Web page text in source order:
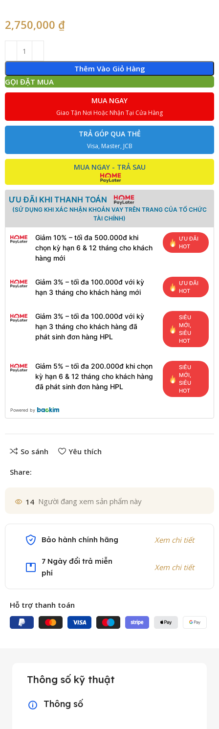
2,750,000 ₫
Thêm Vào Giỏ Hàng
GỌI ĐẶT MUA
MUA NGAY
Giao Tận Nơi Hoặc Nhận Tại Cửa Hàng
TRẢ GÓP QUA THẺ
Visa, Master, JCB
MUA NGAY - TRẢ SAU
ƯU ĐÃI KHI THANH TOÁN
(SỬ DỤNG KHI XÁC NHẬN KHOẢN VAY TRÊN TRANG CỦA TỔ CHỨC
TÀI CHÍNH)
Giảm 10% – tối đa 500.000đ khi
chọn kỳ hạn 6 & 12 tháng cho khách
hàng mới
ƯU ĐÃI
HOT
Giảm 3% – tối đa 100.000đ với kỳ
hạn 3 tháng cho khách hàng mới
ƯU ĐÃI
HOT
Giảm 3% – tối đa 100.000đ với kỳ
hạn 3 tháng cho khách hàng đã
phát sinh đơn hàng HPL
SIÊU
MỚI,
SIÊU
HOT
Giảm 5% – tối đa 200.000đ khi chọn
kỳ hạn 6 & 12 tháng cho khách hàng
đã phát sinh đơn hàng HPL
SIÊU
MỚI,
SIÊU
HOT
Powered by
So sánh Yêu thích
Share:
14 Người đang xem sản phẩm này
Bảo hành chính hãng Xem chi tiết
7 Ngày đổi trả miễn
phí
Xem chi tiết
Hỗ trợ thanh toán
Thông số kỹ thuật
Thông số